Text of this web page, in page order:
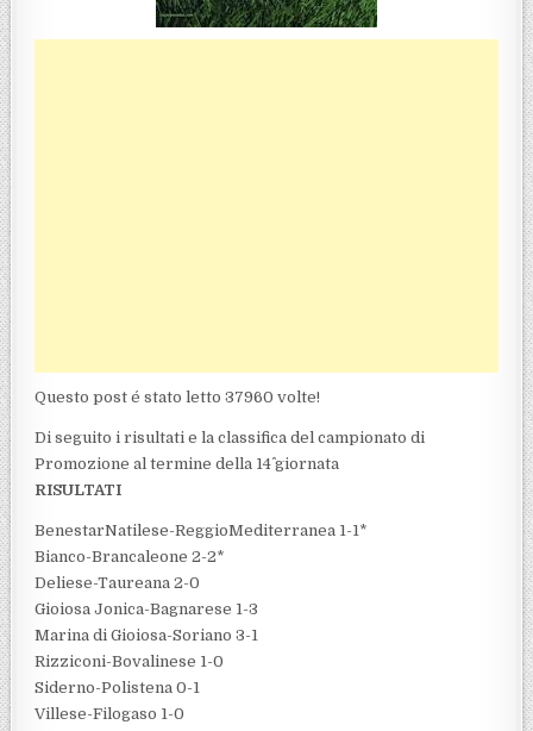
Questo post é stato letto 37960 volte!
Di seguito i risultati e la classifica del campionato di
Promozione al termine della 14^ giornata
RISULTATI
BenestarNatilese-ReggioMediterranea 1-1*
Bianco-Brancaleone 2-2*
Deliese-Taureana 2-0
Gioiosa Jonica-Bagnarese 1-3
Marina di Gioiosa-Soriano 3-1
Rizziconi-Bovalinese 1-0
Siderno-Polistena 0-1
Villese-Filogaso 1-0